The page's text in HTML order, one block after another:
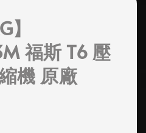
】
福斯 T6 壓
機 原廠